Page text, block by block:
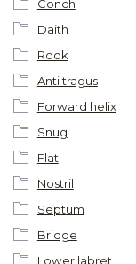
Conch
Daith
Rook
Anti tragus
Forward helix
Snug
Flat
Nostril
Septum
Bridge
Lower labret